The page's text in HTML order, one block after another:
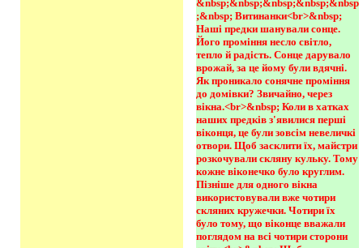
&nbsp;&nbsp;&nbsp;&nbsp;&nbsp
;&nbsp; Витинанки<br>&nbsp;
Наші предки шанували сонце.
Його проміння несло світло,
тепло й радість. Сонце дарувало
врожай, за це йому були вдячні.
Як проникало сонячне проміння
до домівки? Звичайно, через
вікна.<br>&nbsp; Коли в хатках
наших предків з'явилися перші
віконця, це були зовсім невеличкі
отвори. Щоб засклити їх, майстри
розкочували скляну кульку. Тому
кожне віконечко було круглим.
Пізніше для одного вікна
використовували вже чотири
скляних кружечки. Чотири їх
було тому, що віконце вважали
поглядом на всі чотири сторони